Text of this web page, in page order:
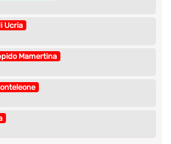
Ucria
Mamertina